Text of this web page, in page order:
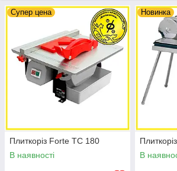
Супер цена
Плиткоріз Forte TC 180
В наявності
Новинка
В